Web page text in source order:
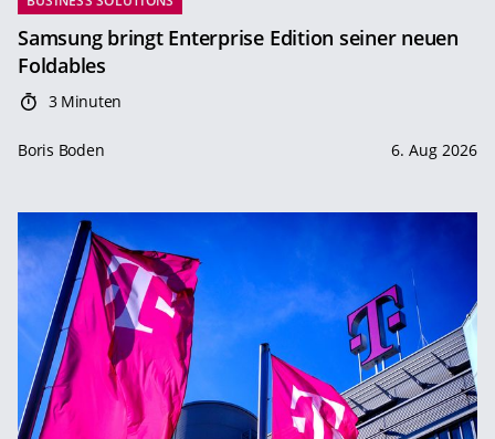
Samsung bringt Enterprise Edition seiner neuen
Foldables
3 Minuten
Boris Boden 6. Aug 2026